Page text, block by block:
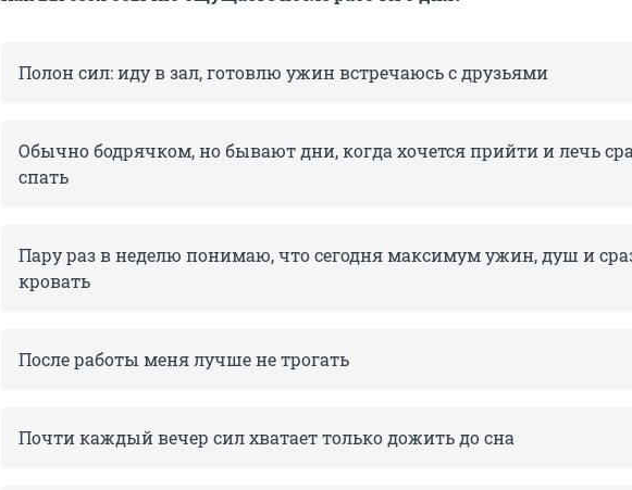
Полон сил: иду в зал, готовлю ужин встречаюсь с друзьями
Обычно бодрячком, но бывают дни, когда хочется прийти и лечь
спать
Пару раз в неделю понимаю, что сегодня максимум ужин, душ и
кровать
После работы меня лучше не трогать
Почти каждый вечер сил хватает только дожить до сна